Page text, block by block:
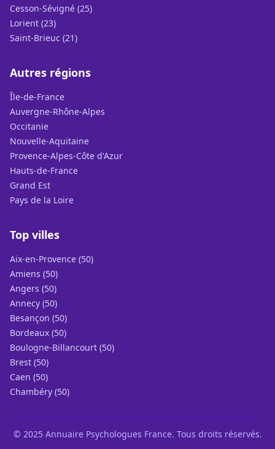
Cesson-Sévigné (25)
Lorient (23)
Saint-Brieuc (21)
Autres régions
Île-de-France
Auvergne-Rhône-Alpes
Occitanie
Nouvelle-Aquitaine
Provence-Alpes-Côte d'Azur
Hauts-de-France
Grand Est
Pays de la Loire
Top villes
Aix-en-Provence (50)
Amiens (50)
Angers (50)
Annecy (50)
Besançon (50)
Bordeaux (50)
Boulogne-Billancourt (50)
Brest (50)
Caen (50)
Chambéry (50)
© 2025 Annuaire Psychologues France. Tous droits réservés.